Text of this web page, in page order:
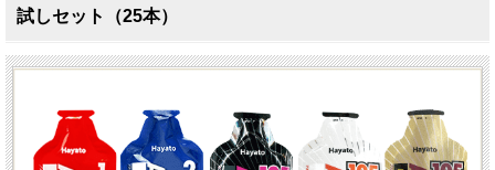
試しセット（25本）